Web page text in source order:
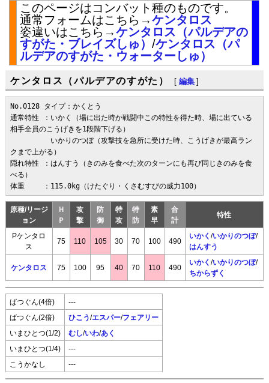
このページはコンバット種のものです。
通常フォームはこちら→ケンタロス
姿違いはこちら→ケンタロス（パルデアの
すがた・ブレイズしゅ）/ケンタロス（パ
ルデアのすがた・ウォーターしゅ）
ケンタロス（パルデアのすがた） [ 編集 ]
No.0128 タイプ：かくとう
通常特性 ：いかく（場に出た時か戦闘中この特性を得た時、場に出ている
相手全員のこうげきを1段階下げる）
いかりのつぼ（攻撃技を急所に受けた時、こうげきが最高ラン
クまで上がる）
隠れ特性 ：はんすう（きのみを食べた次のターンにも再び同じきのみを食
べる）
体重　　 ：115.0kg（けたぐり・くさむすびの威力100）
原種/リージ
ョン
Ｈ
Ｐ
攻
撃
防
御
特
攻
特
防
素
早
合
計
特性
Pケンタロ
ス
75 110 105 30 70 100 490
いかく /いかりのつぼ/
はんすう
ケンタロス 75 100 95 40 70 110 490
いかく /いかりのつぼ/
ちからずく
ばつぐん(4倍) ---
ばつぐん(2倍) ひこう/エスパー/フェアリー
いまひとつ(1/2) むし/いわ/あく
いまひとつ(1/4) ---
こうかなし ---